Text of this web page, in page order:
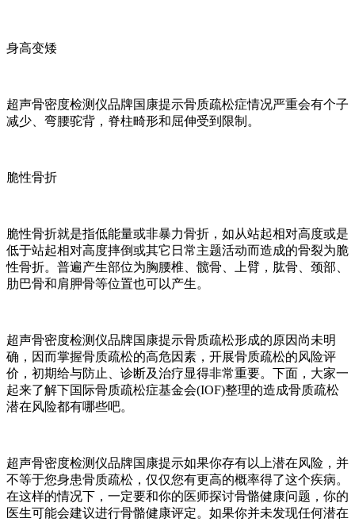
身高变矮
超声骨密度检测仪品牌国康提示骨质疏松症情况严重会有个子
减少、弯腰驼背，脊柱畸形和屈伸受到限制。
脆性骨折
脆性骨折就是指低能量或非暴力骨折，如从站起相对高度或是
低于站起相对高度摔倒或其它日常主题活动而造成的骨裂为脆
性骨折。普遍产生部位为胸腰椎、髋骨、上臂，肱骨、颈部、
肋巴骨和肩胛骨等位置也可以产生。
超声骨密度检测仪品牌国康提示骨质疏松形成的原因尚未明
确，因而掌握骨质疏松的高危因素，开展骨质疏松的风险评
价，初期给与防止、诊断及治疗显得非常重要。下面，大家一
起来了解下国际骨质疏松症基金会(IOF)整理的造成骨质疏松
潜在风险都有哪些吧。
超声骨密度检测仪品牌国康提示如果你存有以上潜在风险，并
不等于您身患骨质疏松，仅仅您有更高的概率得了这个疾病。
在这样的情况下，一定要和你的医师探讨骨骼健康问题，你的
医生可能会建议进行骨骼健康评定。如果你并未发现任何潜在